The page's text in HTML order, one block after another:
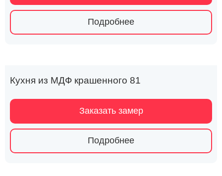
Подробнее
Кухня из МДФ крашенного 81
Заказать замер
Подробнее